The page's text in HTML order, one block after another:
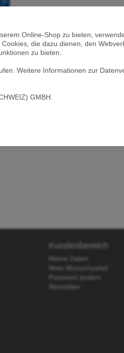
Online-Shop zu bieten,
die dazu dienen, den
zu bieten.
Weitere Informationen zur
GMBH.
Kundenbereich
Meine Daten
Mein Wunschzettel
Passwort ändern
Abmelden